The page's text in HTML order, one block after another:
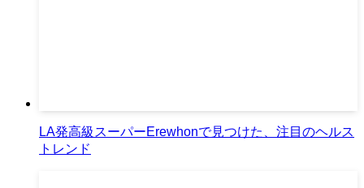
LA発高級スーパーErewhonで見つけた、注目のヘルス
トレンド